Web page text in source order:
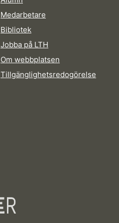
Medarbetare
Bibliotek
Jobba på LTH
Om webbplatsen
Tillgänglighetsredogörelse